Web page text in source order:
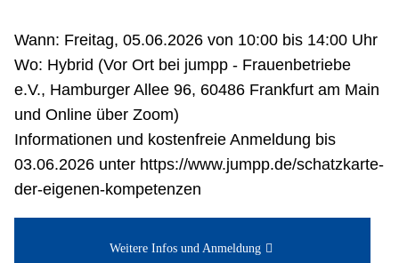
Wann: Freitag, 05.06.2026 von 10:00 bis 14:00 Uhr
Wo: Hybrid (Vor Ort bei jumpp - Frauenbetriebe
e.V., Hamburger Allee 96, 60486 Frankfurt am Main
und Online über Zoom)
Informationen und kostenfreie Anmeldung bis
03.06.2026 unter https://www.jumpp.de/schatzkarte-
der-eigenen-kompetenzen
Weitere Infos und Anmeldung